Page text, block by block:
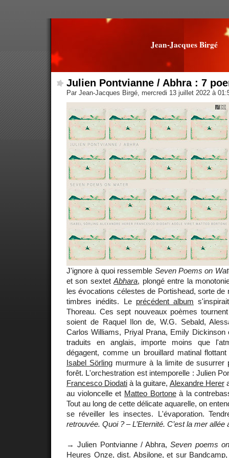
Jean-Jacques Birgé
Julien Pontvianne / Abhra : 7
Par Jean-Jacques Birgé, mercredi 13 juillet 2022 à
J'ignore à quoi ressemble Seven Poems on
et son sextetAbhara, plongé entre la
les évocations célestes de Portishead, sorte de
timbres inédits. Le précédent album
Thoreau. Ces sept nouveaux poèmes
soient de Raquel Ilon de, W.G. Sebald,
Carlos Williams, Priyal Prana, Emily
traduits en anglais, importe moins que
dégagent, comme un brouillard matinal
Isabel Sörlingmurmure à la limite de susurrer
forêt. L'orchestration est intemporelle : Julien
Francesco Diodati à la guitare, Alexandre Herer
au violoncelle et Matteo Bortoneà la
Tout au long de cette délicate aquarelle, on
se réveiller les insectes. L'évaporation.
retrouvée. Quoi ? – L’Eternité. C’est la mer allée
→ Julien Pontvianne / Abhra,Seven poems
Heures Onze, dist. Absilone, et sur Bandcamp